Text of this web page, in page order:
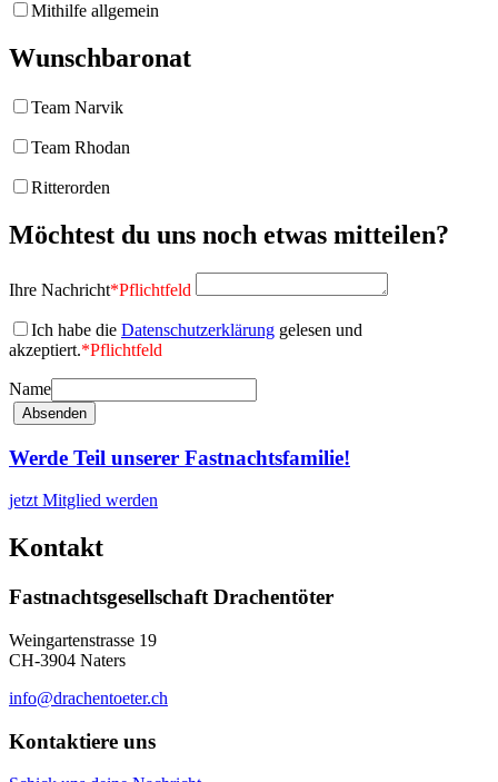
Mithilfe allgemein
Wunschbaronat
Team Narvik
Team Rhodan
Ritterorden
Möchtest du uns noch etwas mitteilen?
Ihre Nachricht*Pflichtfeld
Ich habe die Datenschutzerklärung gelesen und
akzeptiert.*Pflichtfeld
Name
Werde Teil unserer Fastnachtsfamilie!
jetzt Mitglied werden
Kontakt
Fastnachtsgesellschaft Drachentöter
Weingartenstrasse 19
CH-3904 Naters
info@drachentoeter.ch
Kontaktiere uns